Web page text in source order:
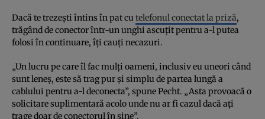
Dacă te trezești întins în pat cu telefonul conectat la priză,
trăgând de conector într-un unghi ascuțit pentru a-l putea
folosi în continuare, îți cauți necazuri.
„Un lucru pe care îl fac mulți oameni, inclusiv eu uneori când
sunt leneș, este să trag pur și simplu de partea lungă a
cablului pentru a-l deconecta”, spune Pecht. „Asta provoacă o
solicitare suplimentară acolo unde nu ar fi cazul dacă ați
trage doar de conectorul în sine”.